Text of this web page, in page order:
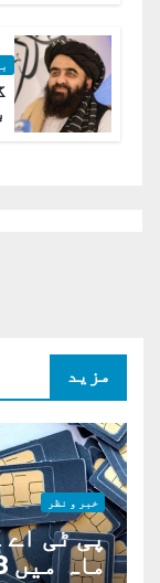
مزید
خبر و نظر
ماہ میں 18 لاکھ سے زائد سمز بلاک